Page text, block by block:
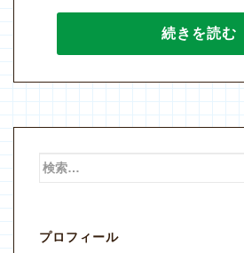
続きを読む
検
プロフィール